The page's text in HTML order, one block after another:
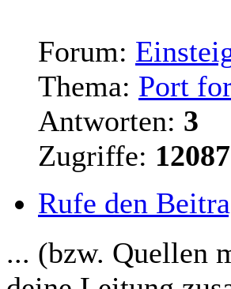
Forum:
Thema: Port
Antworten: 3
Zugriffe: 12087
Rufe den
... (bzw. Quellen